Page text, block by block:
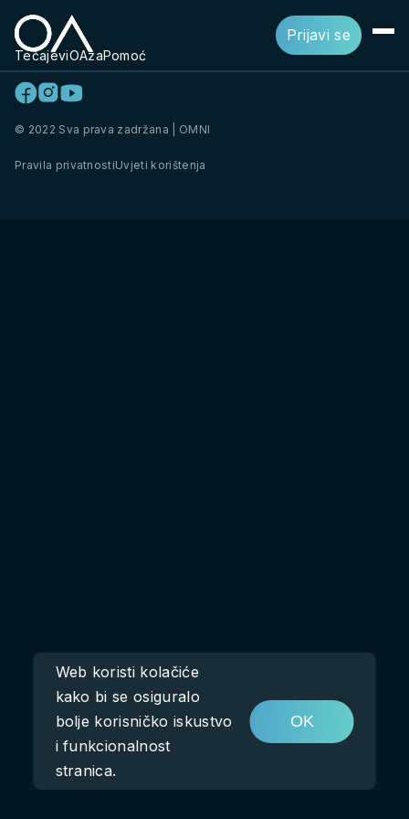
Prijavi se
Web koristi kolačiće
kako bi se osiguralo
bolje korisničko iskustvo
i funkcionalnost
stranica.
OK
TečajeviOAzaPomoć
© 2022 Sva prava zadržana | OMNI
Pravila privatnostiUvjeti korištenja